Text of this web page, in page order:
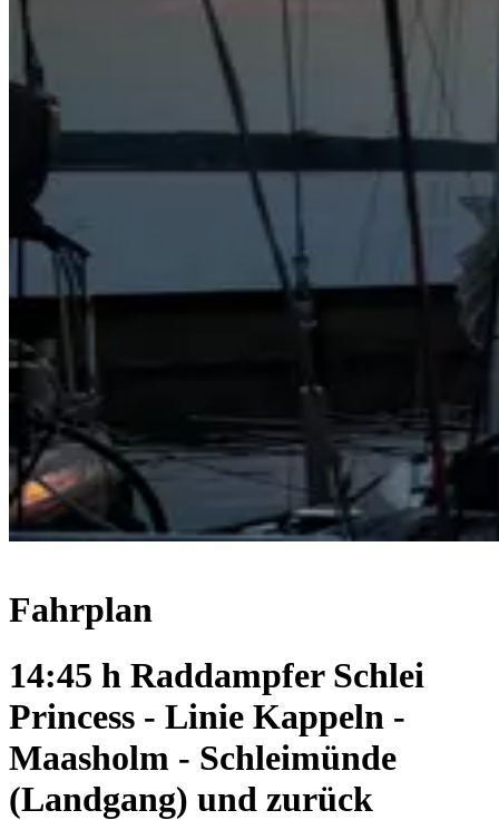
Fahrplan
14:45 h Raddampfer Schlei
Princess - Linie Kappeln -
Maasholm - Schleimünde
(Landgang) und zurück